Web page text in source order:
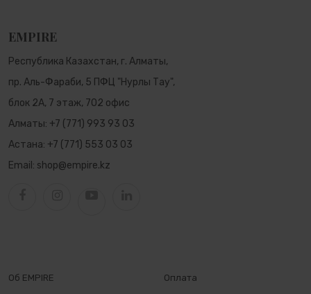
EMPIRE
Республика Казахстан, г. Алматы,
пр. Аль-Фараби, 5 ПФЦ "Нурлы Тау",
блок 2А, 7 этаж, 702 офис
Алматы: +7 (771) 993 93 03
Астана: +7 (771) 553 03 03
Email: shop@empire.kz
Об EMPIRE
Оплата